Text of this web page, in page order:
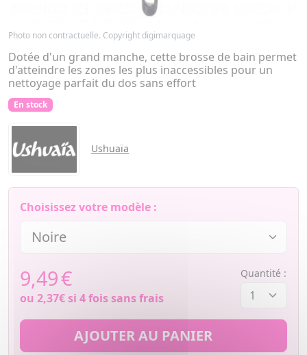
Photo non contractuelle. Copyright digimarquage
Dotée d'un grand manche, cette brosse de bain permet
d'atteindre les zones les plus inaccessibles pour un
nettoyage parfait du dos sans effort
En stock
Ushuaïa
Choisissez votre modèle :
9,49€
ou 2,37€si 4 fois sans frais
Quantité :
AJOUTER AU PANIER